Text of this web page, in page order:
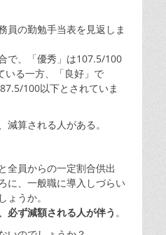
員の勤勉手当表を見返しま
で、「優秀」は107.5/100
いる一方、「良好」で
100以下とされていま
算される人がある。
全員からの一定割合供出
に、一般職に導入しづらい
ょうか。
必ず減額される人が伴う 。